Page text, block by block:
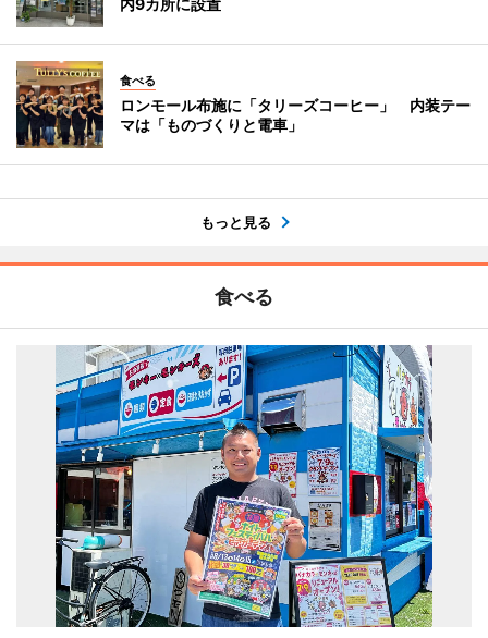
内9カ所に設置
食べる
ロンモール布施に「タリーズコーヒー」 内装テー
マは「ものづくりと電車」
もっと見る
食べる